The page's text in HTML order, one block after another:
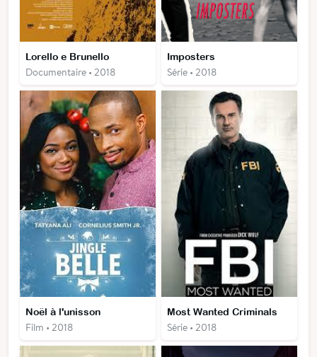
Lorello e Brunello
Documentaire • 2018
Imposters
Série • 2018
Noël à l'unisson
Film • 2018
Most Wanted Criminals
Série • 2018